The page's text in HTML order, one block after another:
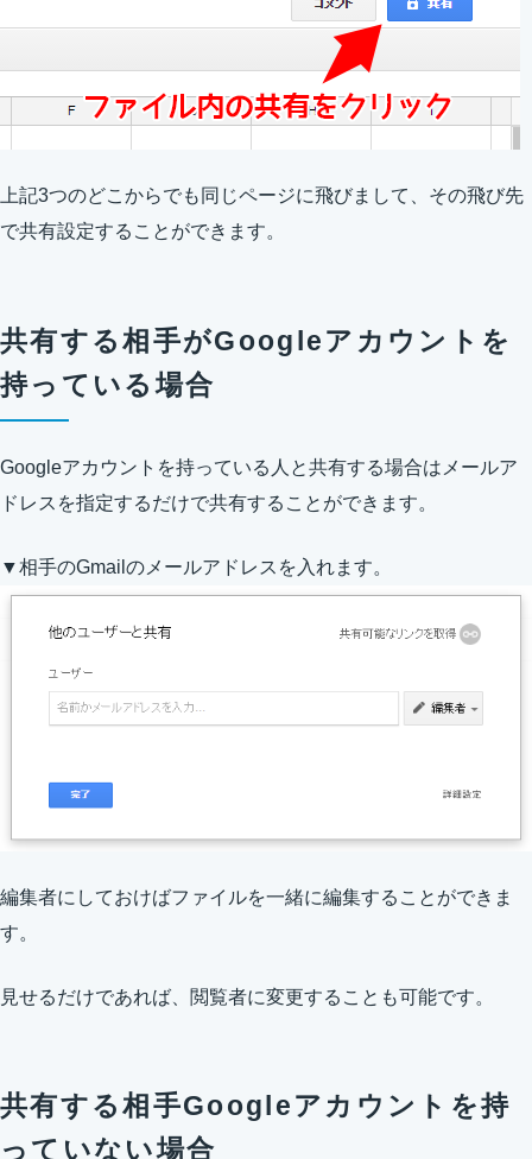
上記3つのどこからでも同じページに飛びまして、その飛び先
で共有設定することができます。
共有する相手がGoogleアカウントを
持っている場合
Googleアカウントを持っている人と共有する場合はメールア
ドレスを指定するだけで共有することができます。
▼相手のGmailのメールアドレスを入れます。
編集者にしておけばファイルを一緒に編集することができま
す。
見せるだけであれば、閲覧者に変更することも可能です。
共有する相手Googleアカウントを持
っていない場合